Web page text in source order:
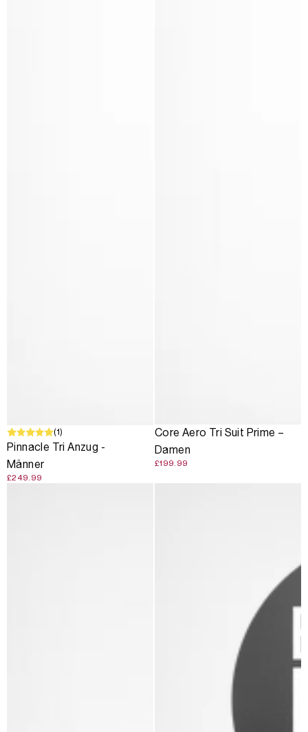
(1)
Pinnacle Tri Anzug -
Männer
£249.99
Core Aero Tri Suit Prime –
Damen
£199.99